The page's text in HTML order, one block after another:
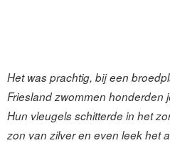
Het was prachtig, bij een
Friesland zwommen honderden
Hun vleugels schitterde in het
zon van zilver en even leek het